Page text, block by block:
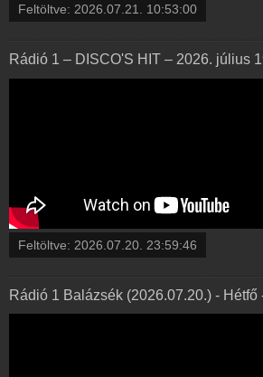
Feltöltve: 2026.07.21. 10:53:00
Rádió 1 – DISCO'S HIT – 2026. július
Feltöltve: 2026.07.20. 23:59:46
Rádió 1 Balázsék (2026.07.20.) - Hétfő